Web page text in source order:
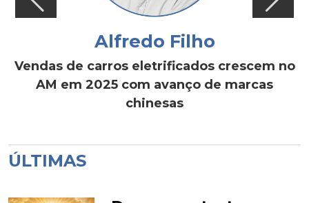
Alfredo Filho
Vendas de carros eletrificados crescem no
AM em 2025 com avanço de marcas
chinesas
ÚLTIMAS